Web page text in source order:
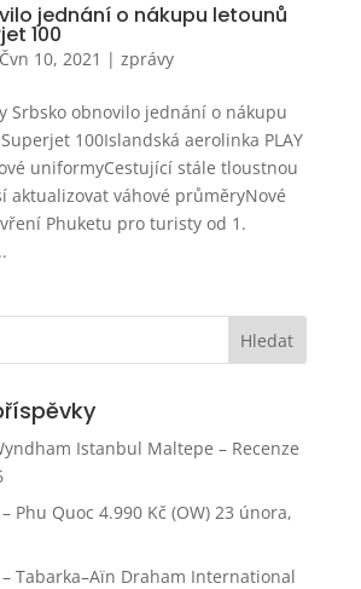
jednání o nákupu letounů
100
Čvn 10, 2021 | zprávy
Srbsko obnovilo jednání o nákupu
100Islandská aerolinka PLAY
uniformyCestující stále tloustnou
aktualizovat váhové průměryNové
Phuketu pro turisty od 1.
Istanbul Maltepe – Recenze
Phu Quoc 4.990 Kč (OW) 23 února,
Tabarka–Aïn Draham International